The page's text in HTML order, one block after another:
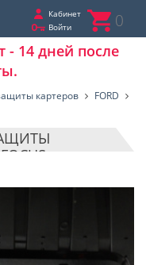
Кабинет
Войти
0
- 14 дней после
картеров
FORD